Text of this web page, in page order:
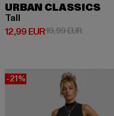
URBAN CLASSICS
Tall
12,99 EUR
Derzeitiger Preis: 12,99 EUR
19,99 EUR
-21%